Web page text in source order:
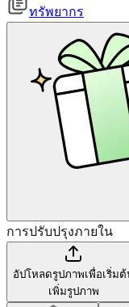
ทรัพยากร
การปรับปรุงภายใน
อัปโหลดรูปภาพเพื่อเริ่ม
เพิ่มรูปภาพ